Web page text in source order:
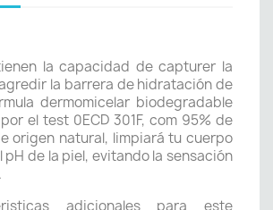
la capacidad de capturer la
la barrera de hidratación de
dermomicelar biodegradable
el test 0ECD 301F, com 95% de
origen natural, limpiará tu cuerpo
de la piel, evitando la sensación
adicionales para este